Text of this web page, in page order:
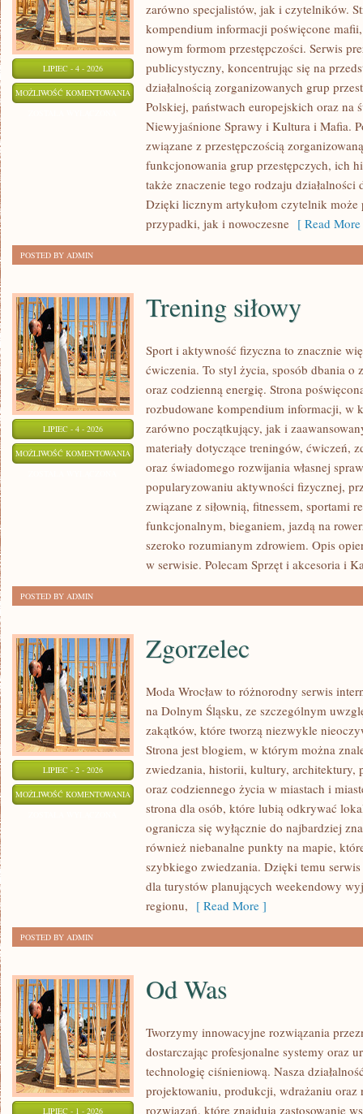
LIPIEC - 4 - 2026
MOŻLIWOŚĆ KOMENTOWANIA HISTORIA
LEGENDY
MAFII
zarówno specjalistów, jak i czytelników.
kompendium informacji poświęcone
nowym formom przestępczości. Serwis
publicystyczny, koncentrując się na
działalnością zorganizowanych grup
Polskiej, państwach europejskich oraz na
Niewyjaśnione Sprawy i Kultura i Mafia.
związane z przestępczością
funkcjonowania grup przestępczych, ich
także znaczenie tego rodzaju
Dzięki licznym artykułom czytelnik może
przypadki, jak i nowoczesne [ Read
POSTED BY ADMIN
LIPIEC - 4 - 2026
MOŻLIWOŚĆ KOMENTOWANIA TRENING
SIŁOWY
Trening siłowy
Sport i aktywność fizyczna to znacznie
ćwiczenia. To styl życia, sposób dbania o
oraz codzienną energię. Strona
rozbudowane kompendium informacji, w
zarówno początkujący, jak i
materiały dotyczące treningów, ćwiczeń,
oraz świadomego rozwijania własnej
popularyzowaniu aktywności fizycznej,
związane z siłownią, fitnessem, sportami
funkcjonalnym, bieganiem, jazdą na
szeroko rozumianym zdrowiem. Opis
w serwisie. Polecam Sprzęt i akcesoria i
POSTED BY ADMIN
LIPIEC - 2 - 2026
MOŻLIWOŚĆ KOMENTOWANIA ZGORZELEC
Zgorzelec
Moda Wrocław to różnorodny serwis
na Dolnym Śląsku, ze szczególnym
zakątków, które tworzą niezwykle
Strona jest blogiem, w którym można
zwiedzania, historii, kultury, architektury,
oraz codziennego życia w miastach i
strona dla osób, które lubią odkrywać
ogranicza się wyłącznie do najbardziej
również niebanalne punkty na mapie,
szybkiego zwiedzania. Dzięki temu
dla turystów planujących weekendowy
regionu, [ Read More ]
POSTED BY ADMIN
LIPIEC - 1 - 2026
Od Was
Tworzymy innowacyjne rozwiązania
dostarczając profesjonalne systemy oraz
technologię ciśnieniową. Nasza
projektowaniu, produkcji, wdrażaniu oraz
rozwiązań, które znajdują zastosowanie